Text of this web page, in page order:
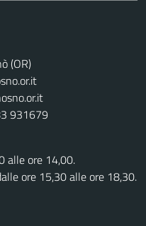
(OR)
931679
alle ore 14,00.
ore 15,30 alle ore 18,30.